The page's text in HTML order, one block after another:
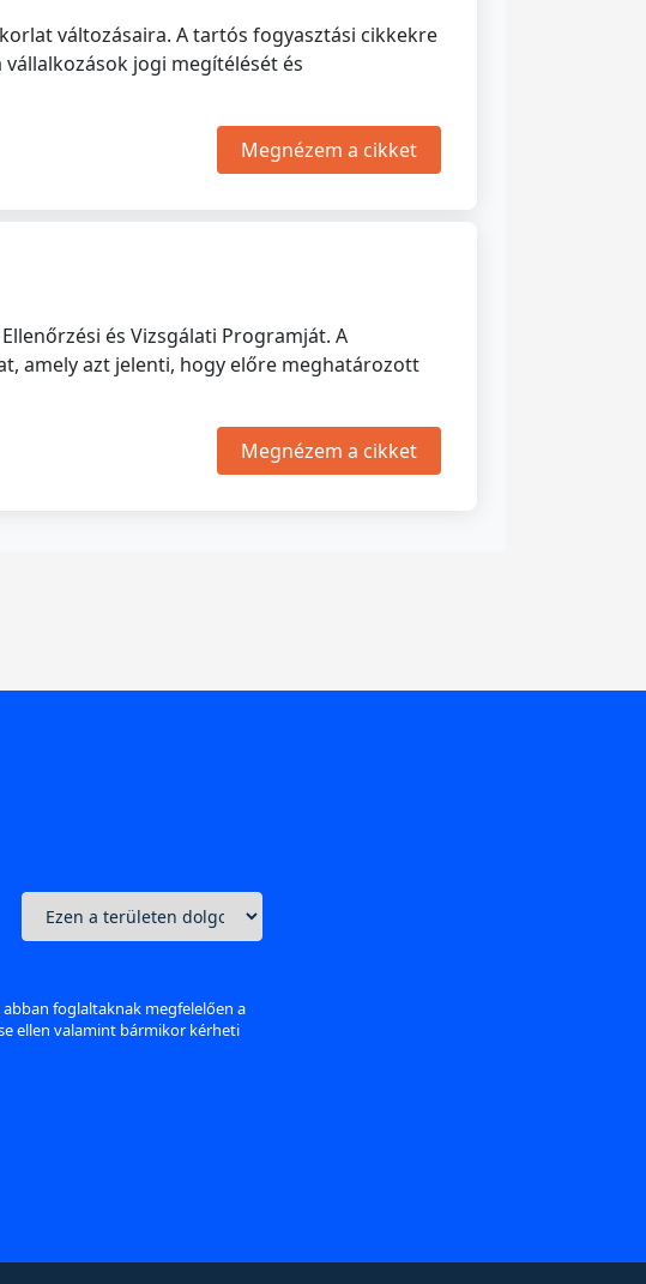
változásaira. A tartós fogyasztási cikkekre
jogi megítélését és
Megnézem a cikket
és Vizsgálati Programját. A
amely azt jelenti, hogy előre meghatározott
Megnézem a cikket
foglaltaknak megfelelően a
ellen valamint bármikor kérheti